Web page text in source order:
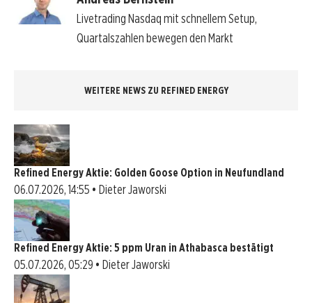
Livetrading Nasdaq mit schnellem Setup,
Quartalszahlen bewegen den Markt
WEITERE NEWS ZU REFINED ENERGY
Refined Energy Aktie: Golden Goose Option in Neufundland
06.07.2026, 14:55 • Dieter Jaworski
Refined Energy Aktie: 5 ppm Uran in Athabasca bestätigt
05.07.2026, 05:29 • Dieter Jaworski